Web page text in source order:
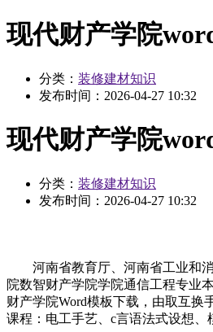
现代财产学院
分类： 装修建材知识
发布时间： 2026-04-27 10:32
现代财产学院
分类： 装修建材知识
发布时间： 2026-04-27 10:32
河南省教育厅、河南省工业和消
院数智财产学院学院通信工程专业
财产学院Word模板下载，由取互换
课程：电工手艺、c言语法式设想、